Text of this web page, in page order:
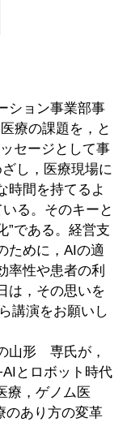
ション事業部事
療の課題を，と
セージとして事
し，医療現場に
時間を持てるよ
る。そのキーと
”である。経営支
ために，AIの適
率性や患者の利
は，その思いを
講演をお願いし
山形 専氏が，
とロボット時代
療，ゲノム医
のあり方の変革